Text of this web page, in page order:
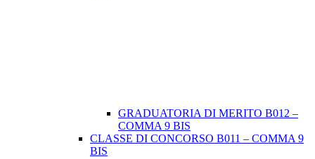
GRADUATORIA DI MERITO B012 –
COMMA 9 BIS
CLASSE DI CONCORSO B011 – COMMA 9
BIS